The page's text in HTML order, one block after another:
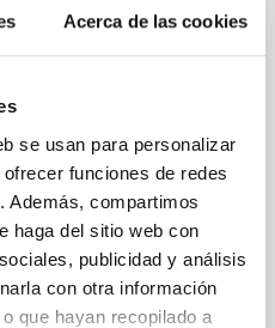
Acerca de las cookies
se usan para personalizar
funciones de redes
Además, compartimos
haga del sitio web con
publicidad y análisis
con otra información
que hayan recopilado a
model of star formation,
dense cores and the
A. Pandhi et al. showed
appear random
magnetic
5 2026